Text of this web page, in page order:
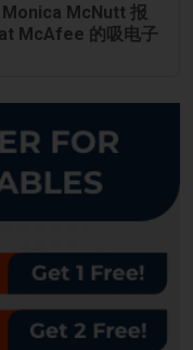
Monica McNutt 报
McAfee 的吸电子